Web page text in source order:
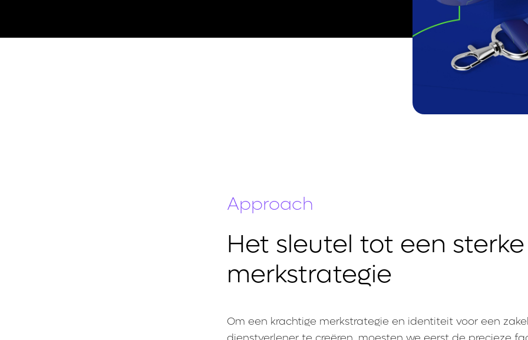
Approach
Het sleutel tot een sterke
merkstrategie
Om een krachtige merkstrategie en identiteit voor een